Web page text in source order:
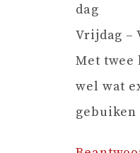
dag
Vrijdag –
Met
wel wat
gebuiken